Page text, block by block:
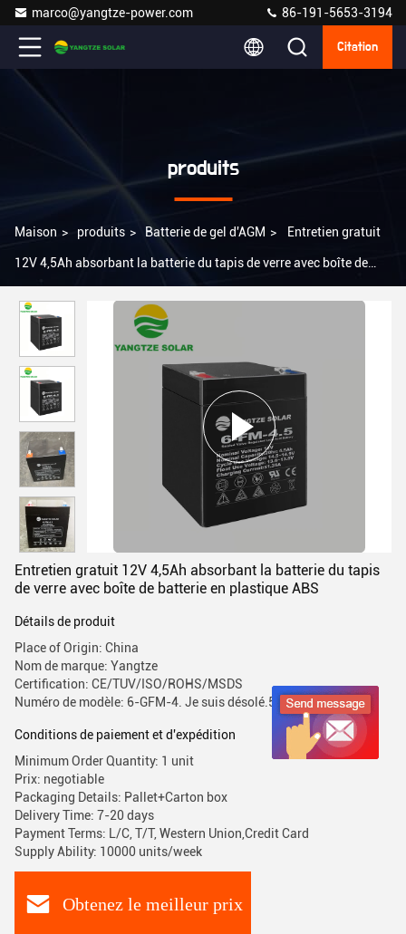
marco@yangtze-power.com 86-191-5653-3194
Citation
produits
Maison > produits > Batterie de gel d'AGM > Entretien gratuit
12V 4,5Ah absorbant la batterie du tapis de verre avec boîte de
Entretien gratuit 12V 4,5Ah absorbant la batterie du tapis
de verre avec boîte de batterie en plastique ABS
Détails de produit
Place of Origin: China
Nom de marque: Yangtze
Certification: CE/TUV/ISO/ROHS/MSDS
Numéro de modèle: 6-GFM-4. Je suis désolé.5
Conditions de paiement et d'expédition
Minimum Order Quantity: 1 unit
Prix: negotiable
Packaging Details: Pallet+Carton box
Delivery Time: 7-20 days
Payment Terms: L/C, T/T, Western Union,Credit Card
Supply Ability: 10000 units/week
Obtenez le meilleur prix